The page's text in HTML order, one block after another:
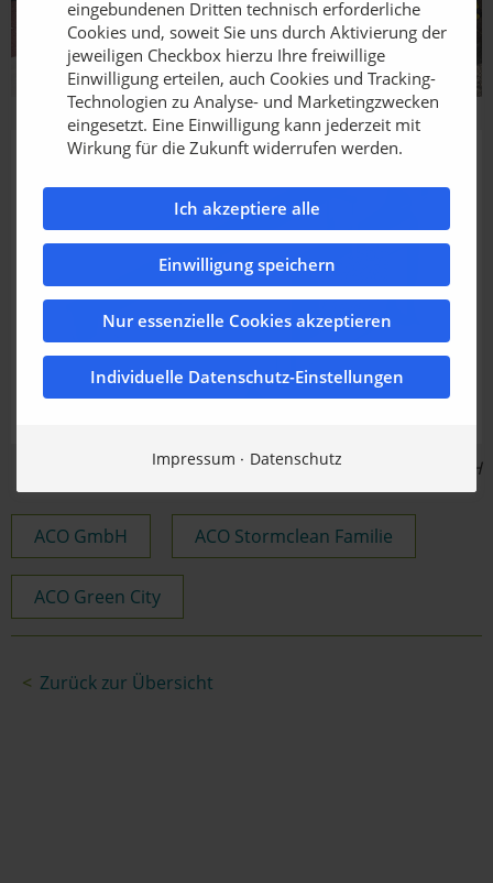
Bildquelle: ACO GmbH
ACO GmbH ACO Stormclean Familie
ACO Green City
Zurück zur Übersicht
eingebundenen Dritten technisch erforderliche
Cookies und, soweit Sie uns durch Aktivierung der
jeweiligen Checkbox hierzu Ihre freiwillige
Einwilligung erteilen, auch Cookies und Tracking-
Technologien zu Analyse- und Marketingzwecken
eingesetzt. Eine Einwilligung kann jederzeit mit
Wirkung für die Zukunft widerrufen werden.
Ich akzeptiere alle
Einwilligung speichern
Nur essenzielle Cookies akzeptieren
Individuelle Datenschutz-Einstellungen
Impressum Datenschutz